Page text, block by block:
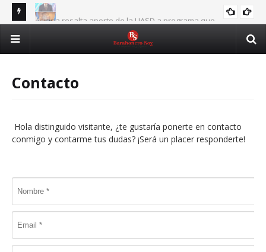
Asjana resalta aporte de la UASD a programa que
beneficiará a 6,500 becarios
UASD e ITLA fortalecerán alianza para formar en IA,
ciberseguridad y transformación digital
Contacto
Hola distinguido visitante, ¿te gustaría ponerte en contacto
conmigo y contarme tus dudas? ¡Será un placer responderte!